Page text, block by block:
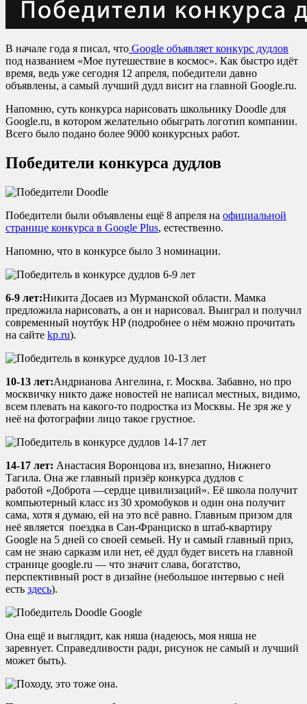
В начале года я писал, что Google объявляет конкурс дудлов
под названием «Мое путешествие в космос». Как быстро идёт
время, ведь уже сегодня 12 апреля, победители давно
объявлены, а самый лучший дудл висит на главной Google.ru.
Напомню, суть конкурса нарисовать школьнику Doodle для
Google.ru, в котором желательно обыграть логотип компании.
Всего было подано более 9000 конкурсных работ.
Победители конкурса дудлов
Победители были объявлены ещё 8 апреля на официальной
странице конкурса в Google Plus, естественно.
Напомню, что в конкурсе было 3 номинации.
6-9 лет:Никита Досаев из Мурманской области. Мамка
предложила нарисовать, а он и нарисовал. Выиграл и получил
современный ноутбук HP (подробнее о нём можно прочитать
на сайте kp.ru).
10-13 лет:Андрианова Ангелина, г. Москва. Забавно, но про
москвичку никто даже новостей не написал местных, видимо,
всем плевать на какого-то подростка из Москвы. Не зря же у
неё на фотографии лицо такое грустное.
14-17 лет: Анастасия Воронцова из, внезапно, Нижнего
Тагила. Она же главный призёр конкурса дудлов с
работой «Доброта —сердце цивилизаций». Её школа получит
компьютерный класс из 30 хромобуков и один она получит
сама, хотя я думаю, ей на это всё равно. Главным призом для
неё является поездка в Сан-Франциско в штаб-квартиру
Google на 5 дней со своей семьей. Ну и самый главный приз,
сам не знаю сарказм или нет, её дудл будет висеть на главной
странице google.ru — что значит слава, богатство,
перспективный рост в дизайне (небольшое интервью с ней
есть здесь).
Она ещё и выглядит, как няша (надеюсь, моя няша не
заревнует. Справедливости ради, рисунок не самый и лучший
может быть).